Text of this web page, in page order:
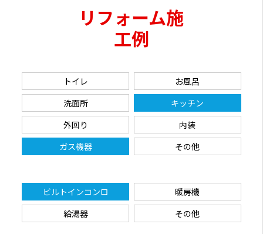
リフォーム施
工例
トイレ
お風呂
洗面所
キッチン
外回り
内装
ガス機器
その他
ビルトインコンロ
暖房機
給湯器
その他